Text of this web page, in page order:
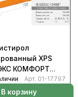
XPS
КОМФОРТ
Т-15
0.2772м3
Арт. 01-17797
В корзину